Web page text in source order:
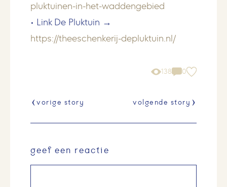
pluktuinen-in-het-waddengebied
• Link De Pluktuin →
https://theeschenkerij-depluktuin.nl/
138 0
vorige story volgende story
geef een reactie